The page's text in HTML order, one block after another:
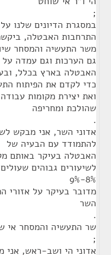
;
במסגרת הדיונים שלנו
התרחבות האבטלה,
משר התעשיה והמסחר
גם הערכות וגם עמדה
האבטלה בארץ בכלל,
כדי לקדם את הפיתוח
ואת יצירת מקומות
שהולכת ומחריפה
.
אדוני השר, אני מבקש
להתמודד עם הבעיה של
האבטלה בעיקר באותם
לשיעורים גבוהים
8%-9%
מדובר בעיקר על אזורי
השר
.
שר התעשיה והמסחר אי
;
אדוני הי ושב-ראש, אני